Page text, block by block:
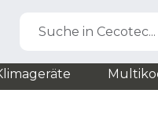
Suche in Cecotec...